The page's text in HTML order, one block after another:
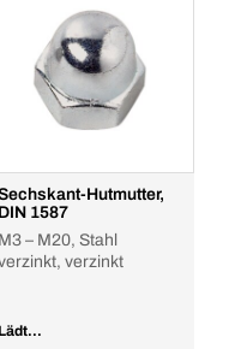
Hutmutter,
DIN 1587
M3 – M20, Stahl
verzinkt
Lädt...